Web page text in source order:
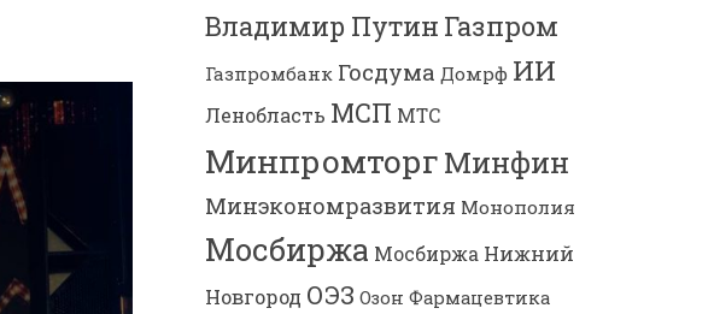
Владимир Путин Газпром
Газпромбанк Госдума Домрф ИИ
Ленобласть МСП МТС
МинпромторгМинфин
Минэкономразвития Монополия
Мосбиржа Мосбиржа Нижний
Новгород ОЭЗ Озон Фармацевтика